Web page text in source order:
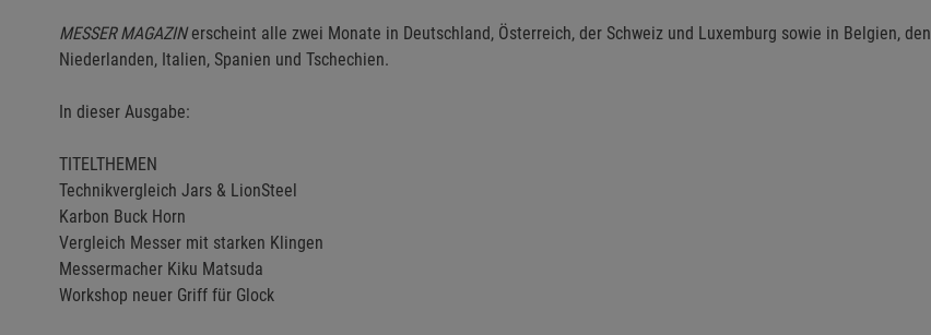
MESSER MAGAZINerscheint alle zwei Monate in Deutschland, Österreich, der Schweiz und Luxemburg sowie in Belgien, den
Niederlanden, Italien, Spanien und Tschechien.
In dieser Ausgabe:
TITELTHEMEN
Technikvergleich Jars & LionSteel
Karbon Buck Horn
Vergleich Messer mit starken Klingen
Messermacher Kiku Matsuda
Workshop neuer Griff für Glock